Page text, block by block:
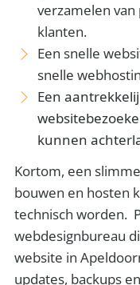
verzamelen
klanten.
Een snelle
snelle
Een
kunnen
Kortom, een
bouwen en hosten
technisch worden.
webdesignbureau
website in
updates, backups